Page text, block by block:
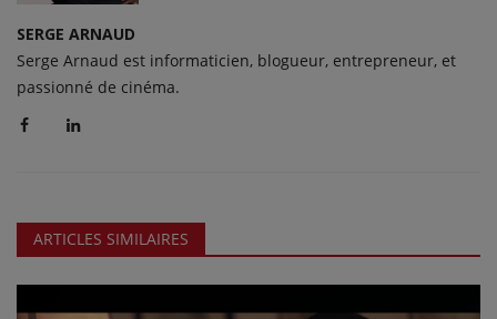
SERGE ARNAUD
Serge Arnaud est informaticien, blogueur, entrepreneur, et
passionné de cinéma.
ARTICLES SIMILAIRES